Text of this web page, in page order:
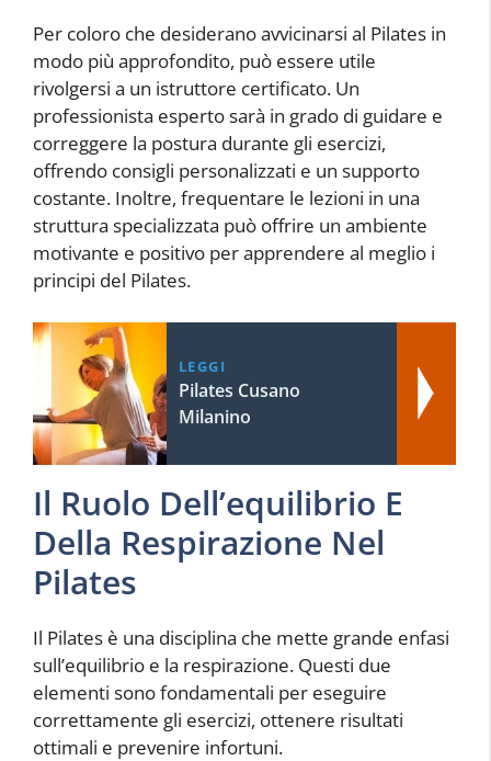
Per coloro che desiderano avvicinarsi al Pilates in
modo più approfondito, può essere utile
rivolgersi a un istruttore certificato. Un
professionista esperto sarà in grado di guidare e
correggere la postura durante gli esercizi,
offrendo consigli personalizzati e un supporto
costante. Inoltre, frequentare le lezioni in una
struttura specializzata può offrire un ambiente
motivante e positivo per apprendere al meglio i
principi del Pilates.
LEGGI
Pilates Cusano
Milanino
Il Ruolo Dell’equilibrio E
Della Respirazione Nel
Pilates
Il Pilates è una disciplina che mette grande enfasi
sull’equilibrio e la respirazione. Questi due
elementi sono fondamentali per eseguire
correttamente gli esercizi, ottenere risultati
ottimali e prevenire infortuni.